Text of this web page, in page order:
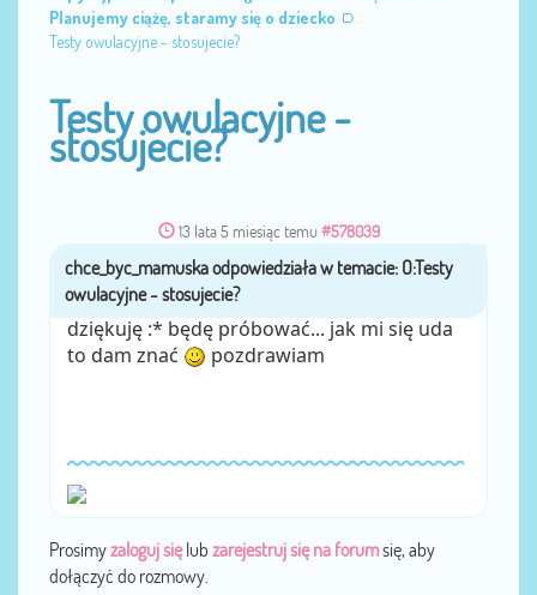
Planujemy ciążę, staramy się o dziecko
Testy owulacyjne - stosujecie?
Testy owulacyjne -
stosujecie?
13 lata 5 miesiąc temu #578039
przezchce_byc_mamuska
dziękuję :* będę próbować... jak mi się uda
to dam znać
pozdrawiam
Prosimyzaloguj sięlub zarejestruj się na forumsię, aby
dołączyć do rozmowy.